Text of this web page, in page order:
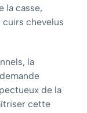
la casse,
cuirs chevelus
la
de la
cette